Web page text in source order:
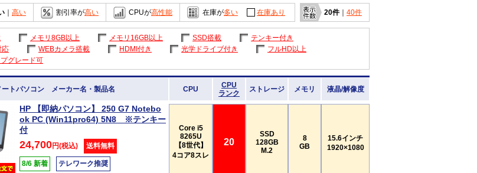
高い 割引率が高い CPUが高性能 在庫が多い 在庫あり 20件｜ 40件
メモリ8GB以上 メモリ16GB以上 SSD搭載
テンキー付き
応
WEBカメラ搭載 HDMI付き 光学ドライブ付き
フルHD以上
グレード可
ートパソコン メーカー名・製品名 CPU
CPU
ランク
ストレージ メモリ 液晶/解像度
HP 【即納パソコン】 250 G7 Notebo
ok PC (Win11pro64) 5N8 ※テンキー
付
24,700円(税込) 送料無料
8/6 新着 テレワーク推奨
Core i5
8265U
【8世代】
4コア8スレ
20
SSD
128GB
M.2
8
GB
15.6インチ
1920×1080